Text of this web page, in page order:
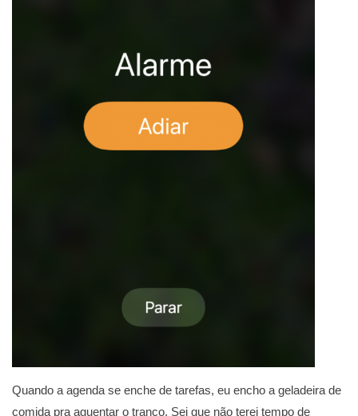
Quando a agenda se enche de tarefas, eu encho a geladeira de
comida pra aguentar o tranco. Sei que não terei tempo de